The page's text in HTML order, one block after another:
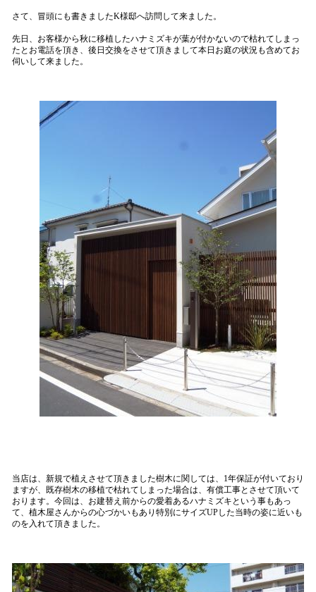
さて、冒頭にも書きましたK様邸へ訪問して来ました。
先日、お客様から秋に移植したハナミズキが葉が付かないので枯れてしまっ
たとお電話を頂き、後日交換をさせて頂きまして本日お庭の状況も含めてお
伺いして来ました。
当店は、新規で植えさせて頂きました樹木に関しては、1年保証が付いており
ますが、既存樹木の移植で枯れてしまった場合は、有償工事とさせて頂いて
おります。今回は、お建替え前からの愛着あるハナミズキという事もあっ
て、植木屋さんからの心づかいもあり特別にサイズUPした当時の姿に近いも
のを入れて頂きました。